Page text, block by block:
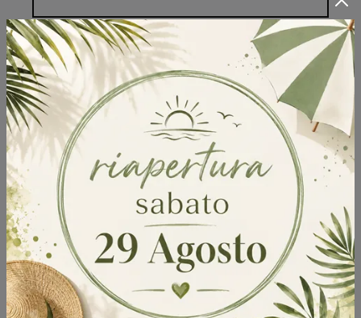
Sfoglia i cataloghi